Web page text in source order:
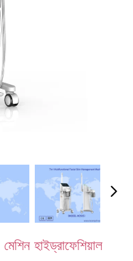
হাইড্রাফেশিয়াল